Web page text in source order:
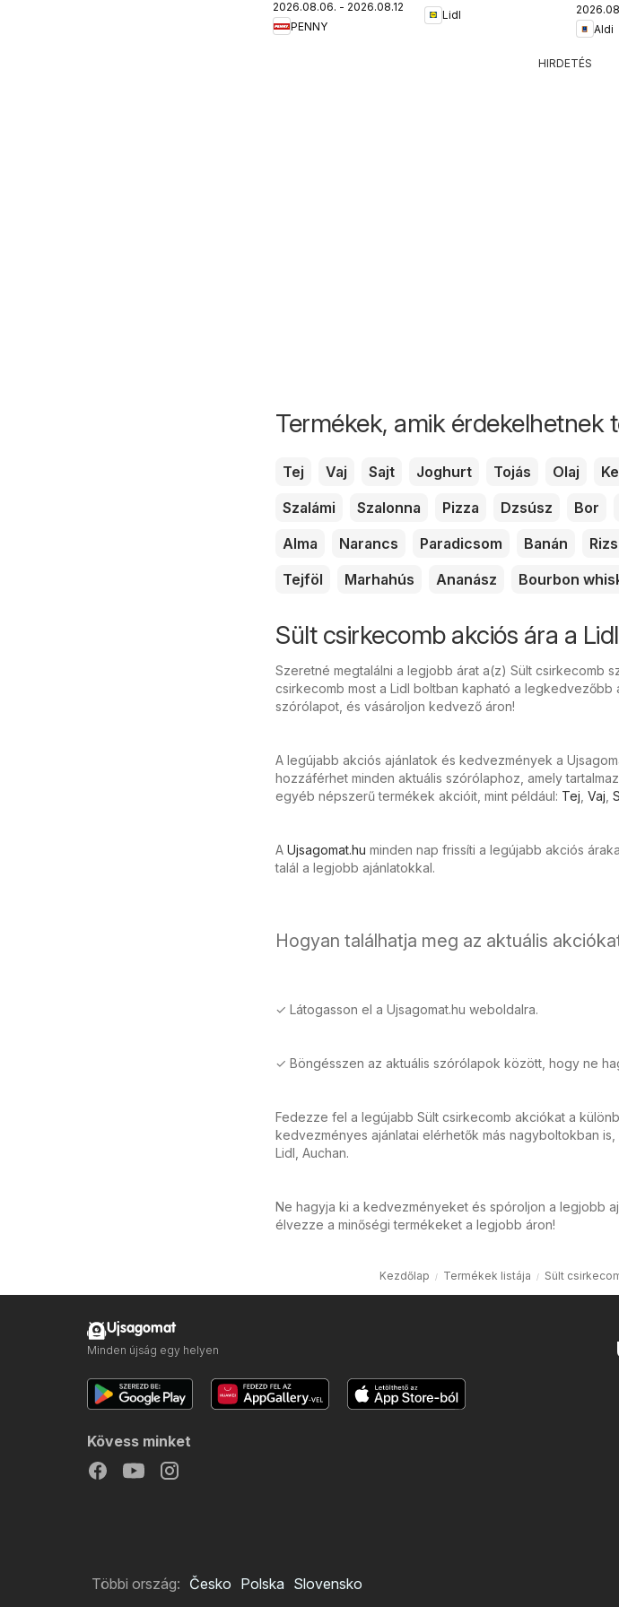
újság
2026.08.06. - 2026.08.12.
PENNY
Lidl
Aldi
HIRDETÉS
Termékek, amik érdekelhetnek
Tej Vaj Sajt Joghurt Tojás Olaj
Szalámi
Szalonna Pizza Dzsúsz Bor
Alma
Narancs Paradicsom Banán Rizs
Tejföl
Marhahús Ananász Bourbon
Sült csirkecomb akciós ára a
Szeretné megtalálni a legjobb árat a(z) Sült csirkecomb
csirkecomb most a Lidl boltban kapható a legkedvezőbb
szórólapot, és vásároljon kedvező áron!
A legújabb akciós ajánlatok és kedvezmények a
hozzáférhet minden aktuális szórólaphoz, amely
egyéb népszerű termékek akcióit, mint például: Tej Vaj
A Ujsagomat.hu minden nap frissíti a legújabb akciós
talál a legjobb ajánlatokkal.
Hogyan találhatja meg az aktuális
✓ Látogasson el a Ujsagomat.hu weboldalra.
✓ Böngésszen az aktuális szórólapok között, hogy ne
Fedezze fel a legújabb Sült csirkecomb akciókat a
kedvezményes ajánlatai elérhetők más nagyboltokban is,
Lidl, Auchan.
Ne hagyja ki a kedvezményeket és spóroljon a legjobb
élvezze a minőségi termékeket a legjobb áron!
Kezdőlap Termékek listája Sült
Ujsagomat
Minden újság egy helyen
Kövess minket
Többi ország: Česko Polska Slovensko